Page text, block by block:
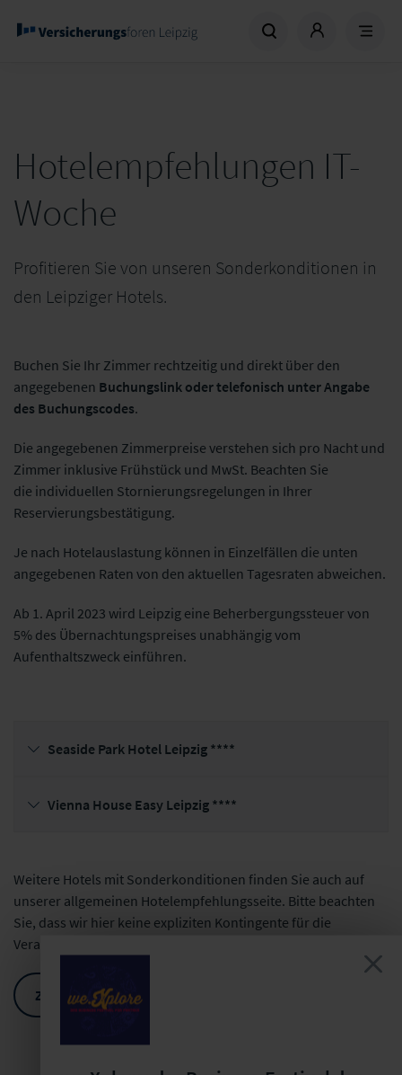
Hotelempfehlungen IT-
Woche
Profitieren Sie von unseren Sonderkonditionen in
den Leipziger Hotels.
Buchen Sie Ihr Zimmer rechtzeitig und direkt über den
angegebenen Buchungslink oder telefonisch unter Angabe
des Buchungscodes.
Die angegebenen Zimmerpreise verstehen sich pro Nacht und
Zimmer inklusive Frühstück und MwSt. Beachten Sie
die individuellen Stornierungsregelungen in Ihrer
Reservierungsbestätigung.
Je nach Hotelauslastung können in Einzelfällen die unten
angegebenen Raten von den aktuellen Tagesraten abweichen.
Ab 1. April 2023 wird Leipzig eine Beherbergungssteuer von
5% des Übernachtungspreises unabhängig vom
Aufenthaltszweck einführen.
Seaside Park Hotel Leipzig ****
Vienna House Easy Leipzig ****
Weitere Hotels mit Sonderkonditionen finden Sie auch auf
unserer allgemeinen Hotelempfehlungsseite. Bitte beachten
Sie, dass wir hier keine expliziten Kontingente für die
Veranstaltung freihalten.
ZU DEN ALLGEMEINEN HOTELEMPFEHLUNGEN